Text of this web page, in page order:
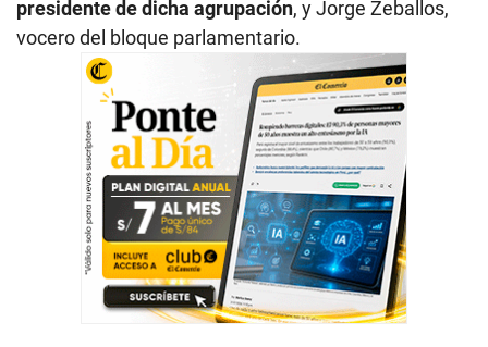
presidente de dicha agrupación, y Jorge Zeballos,
vocero del bloque parlamentario.